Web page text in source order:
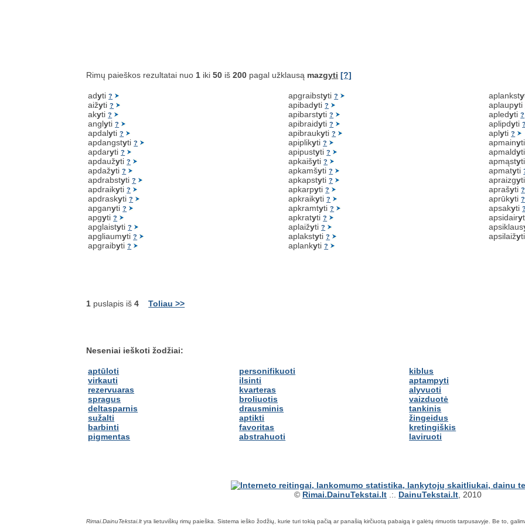
Rimų paieškos rezultatai nuo 1 iki50 iš200 pagal užklausą mazgyti [?]
adyti?
aižyti?
akyti?
anglyti?
apdalyti?
apdangstyti?
apdaryti?
apdaužyti?
apdažyti?
apdrabstyti?
apdraikyti?
apdraskyti?
apganyti?
apgyti?
apglaistyti?
apgliaumyti?
apgraibyti?
apgraibstyti?
apibadyti?
apibarstyti?
apibraidyti?
apibraukyti?
apiplikyti?
apipustyti?
apkaišyti?
apkamšyti?
apkapstyti?
apkarpyti?
apkraikyti?
apkramtyti?
apkratyti?
aplaižyti?
aplakstyti?
aplankyti?
aplanksty
aplaupyti
apledyti?
aplipdyti?
aplyti?
apmainy
apmaldy
apmąsty
apmatyti
apraizgy
aprašyti?
aprūkyti?
apsakyti?
apsidairy
apsiklaus
apsilaižy
1 puslapis iš4 Toliau >>
Neseniai ieškoti žodžiai:
aptūloti
virkauti
rezervuaras
spragus
deltasparnis
sužalti
barbinti
pigmentas
personifikuoti
ilsinti
kvarteras
broliuotis
drausminis
aptikti
favoritas
abstrahuoti
kiblus
aptampyti
alyvuoti
vaizduotė
tankinis
žingeidus
kretingiškis
laviruoti
© Rimai.DainuTekstai.lt .:. DainuTekstai.lt , 2010
Rimai.DainuTekstai.lt yra lietuviškų rimų paieška. Sistema ieško žodžių, kurie turi tokią pačią ar panašią kirčiuotą pabaigą ir galėtų rimuotis tarpusavyje. Be to,